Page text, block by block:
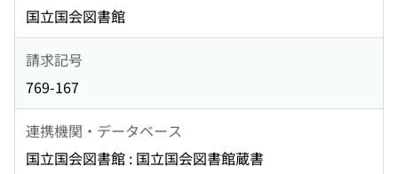
国立国会図書館
請求記号
769-167
連携機関・データベース
国立国会図書館 : 国立国会図書館蔵書